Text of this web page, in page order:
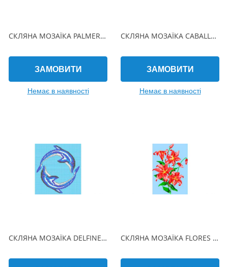
СКЛЯНА МОЗАЇКА PALMERA 530х310 (2.5 x 2.5 см) на папері
ЗАМОВИТИ
Немає в наявності
СКЛЯНА МОЗАЇКА CABALLO 150х225 (2.5 x 2.5 см) на папері
ЗАМОВИТИ
Немає в наявності
СКЛЯНА МОЗАЇКА DELFINES CIRCULO 190х215 (2.5 x 2.5 см) на папері СКЛЯНА МОЗАЇКА FLORES 470х940 (2.5 x 2.5 см) на папері